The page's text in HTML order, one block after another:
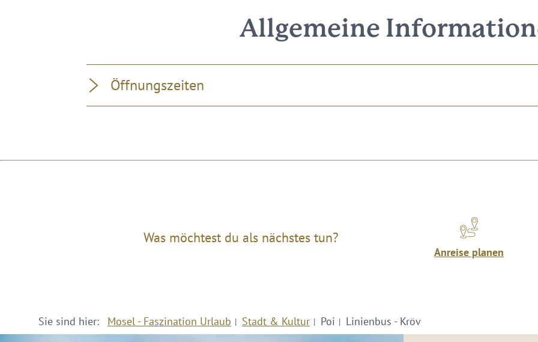
Allgemeine
Öffnungszeiten
Was möchtest du als nächstes tun?
Anreise planen
Sie sind hier: Mosel - Faszination Urlaub Stadt & Kultur Poi Linienbus - Kröv